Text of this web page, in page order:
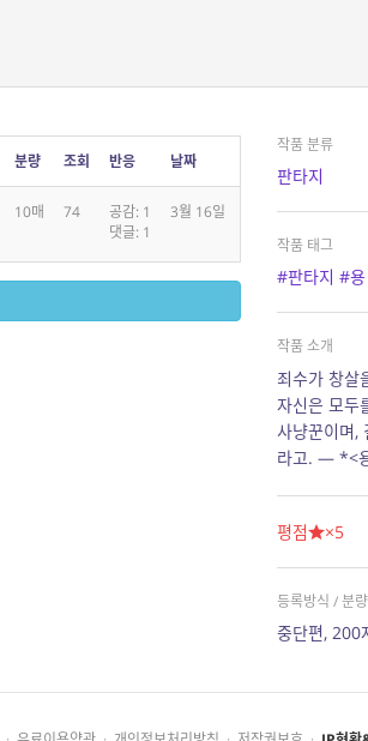
분량 조회 반응 날짜
10매 74
공감: 1
댓글: 1
3월 16일
작품 분류
판타지
작품 태그
#판타지 #용
작품 소개
죄수가 창살
자신은 모두
사냥꾼이며,
라고. — *<
평점 ×5
등록방식 / 분량
중단편, 200